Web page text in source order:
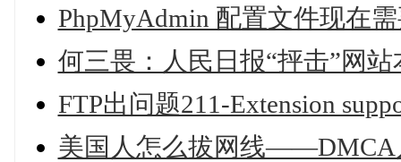
PhpMyAdmin 配置文件现在
何三畏：人民日报“抨击”网
FTP出问题211-Extension
美国人怎么拔网线——DMCA